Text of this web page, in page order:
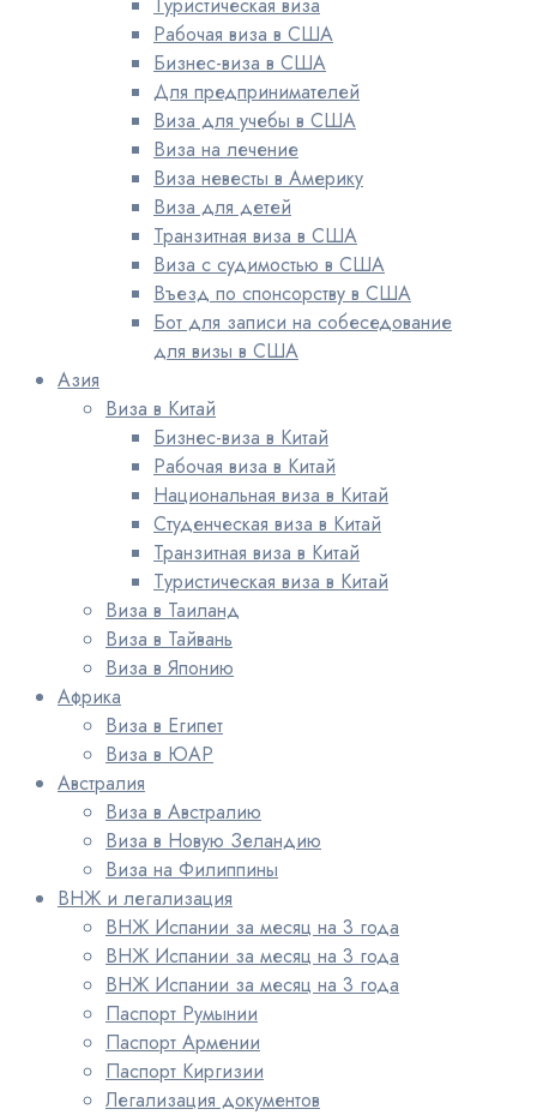
Рабочая виза в США
Бизнес-виза в США
Для предпринимателей
Виза для учебы в США
Виза на лечение
Виза невесты в Америку
Виза для детей
Транзитная виза в США
Виза с судимостью в США
Въезд по спонсорству в США
Бот для записи на собеседование
для визы в США
Азия
Виза в Китай
Бизнес-виза в Китай
Рабочая виза в Китай
Национальная виза в Китай
Студенческая виза в Китай
Транзитная виза в Китай
Туристическая виза в Китай
Виза в Таиланд
Виза в Тайвань
Виза в Японию
Африка
Виза в Египет
Виза в ЮАР
Австралия
Виза в Австралию
Виза в Новую Зеландию
Виза на Филиппины
ВНЖ и легализация
ВНЖ Испании за месяц на 3 года
ВНЖ Испании за месяц на 3 года
ВНЖ Испании за месяц на 3 года
Паспорт Румынии
Паспорт Армении
Паспорт Киргизии
Легализация документов